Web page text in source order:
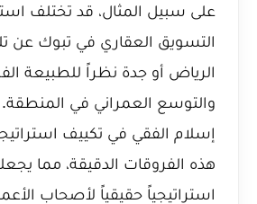
على سبيل المثال، قد تختلف
التسويق العقاري في تبوك عن
الرياض أو جدة نظراً للطبيعة
والتوسع العمراني في المنطقة.
إسلام الفقي في تكييف
هذه الفروقات الدقيقة، مما
استراتيجياً حقيقياً لأصحاب